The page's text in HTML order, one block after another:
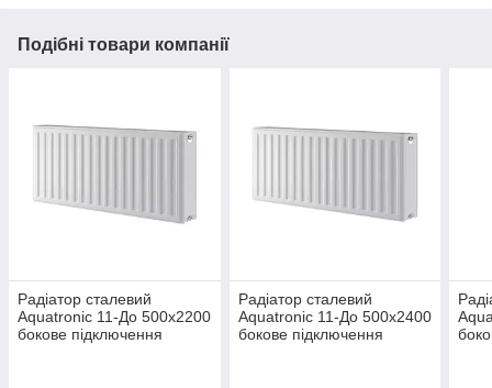
Подібні товари компанії
Радіатор сталевий
Aquatronic 11-До 500х2200
бокове підключення
Радіатор сталевий
Aquatronic 11-До 500х2400
бокове підключення